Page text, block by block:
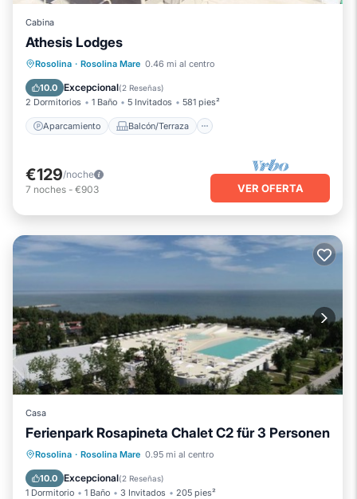
Cabina
Athesis Lodges
Rosolina · Rosolina Mare 0.46 mi al centro
10.0 Excepcional(2 Reseñas)
2 Dormitorios 1 Baño 5 Invitados 581 pies²
Aparcamiento Balcón/Terraza
Aparcamiento
Balcón/Terraza
Cocina
Aire acondicionado
€129/noche
7 noches - €903 VER OFERTA
Casa
Ferienpark Rosapineta Chalet C2 für 3 Personen
Rosolina · Rosolina Mare 0.95 mi al centro
10.0 Excepcional(2 Reseñas)
1 Dormitorio 1 Baño 3 Invitados 205 pies²
Aparcamiento Piscina
Aire acondicionado